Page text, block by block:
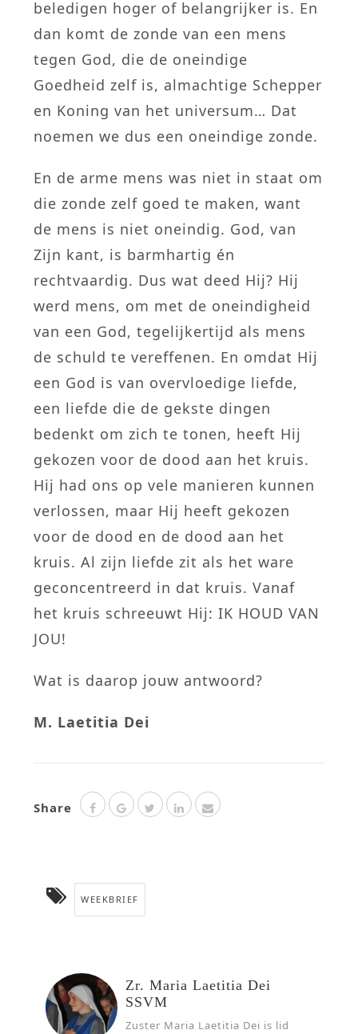
beledigen hoger of belangrijker is. En
dan komt de zonde van een mens
tegen God, die de oneindige
Goedheid zelf is, almachtige Schepper
en Koning van het universum… Dat
noemen we dus een oneindige zonde.
En de arme mens was niet in staat om
die zonde zelf goed te maken, want
de mens is niet oneindig. God, van
Zijn kant, is barmhartig én
rechtvaardig. Dus wat deed Hij? Hij
werd mens, om met de oneindigheid
van een God, tegelijkertijd als mens
de schuld te vereffenen. En omdat Hij
een God is van overvloedige liefde,
een liefde die de gekste dingen
bedenkt om zich te tonen, heeft Hij
gekozen voor de dood aan het kruis.
Hij had ons op vele manieren kunnen
verlossen, maar Hij heeft gekozen
voor de dood en de dood aan het
kruis. Al zijn liefde zit als het ware
geconcentreerd in dat kruis. Vanaf
het kruis schreeuwt Hij: IK HOUD VAN
JOU!
Wat is daarop jouw antwoord?
M. Laetitia Dei
Share
WEEKBRIEF
Zr. Maria Laetitia Dei
SSVM
Zuster Maria Laetitia Dei is lid